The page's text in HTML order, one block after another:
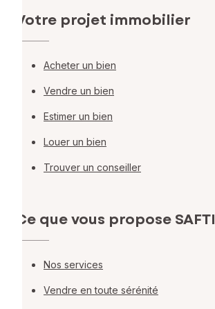
Votre projet immobilier
Acheter un bien
Vendre un bien
Estimer un bien
Louer un bien
Trouver un conseiller
Ce que vous propose SAFTI
Nos services
Vendre en toute sérénité